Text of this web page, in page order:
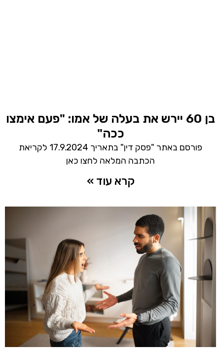
בן 60 יירש את בעלה של אמו: "פעם אימצו
ככה"
פורסם באתר "פסק דין" בתאריך 17.9.2024 לקריאת
הכתבה המלאה לחצו כאן
קרא עוד »